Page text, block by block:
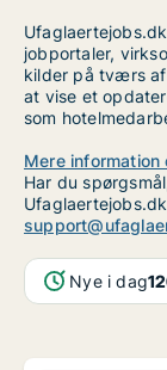
jobportaler,
kilder på tværs
at vise et
som
Mere
Har du
Nye i dag